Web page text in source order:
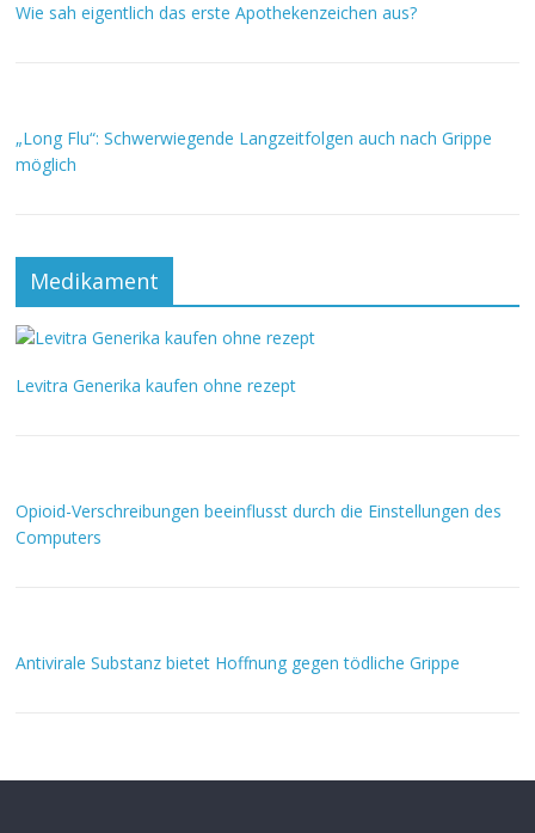
Wie sah eigentlich das erste Apothekenzeichen aus?
„Long Flu“: Schwerwiegende Langzeitfolgen auch nach Grippe
möglich
Medikament
Levitra Generika kaufen ohne rezept
Opioid-Verschreibungen beeinflusst durch die Einstellungen des
Computers
Antivirale Substanz bietet Hoffnung gegen tödliche Grippe